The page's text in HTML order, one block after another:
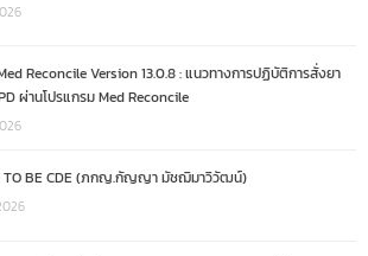
Reconcile Version 13.0.8 : แนวทางการปฏิบัติการสั่งยา
ผ่านโปรแกรม Med Reconcile
TO BE CDE (ภกญ.กัญญา มัชฌิมาวิวัฒน์)